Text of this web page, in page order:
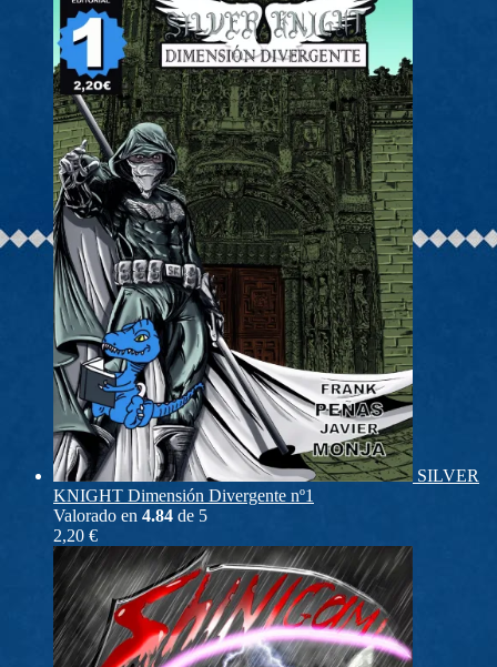
SILVER
KNIGHT Dimensión Divergente nº1
Valorado en 4.84 de 5
2,20 €